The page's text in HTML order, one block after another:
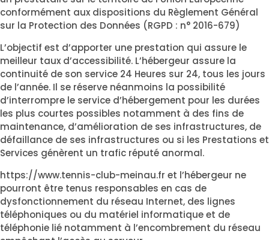
conformément aux dispositions du Règlement Général
sur la Protection des Données (RGPD : n° 2016-679)
L’objectif est d’apporter une prestation qui assure le
meilleur taux d’accessibilité. L’hébergeur assure la
continuité de son service 24 Heures sur 24, tous les jours
de l’année. Il se réserve néanmoins la possibilité
d’interrompre le service d’hébergement pour les durées
les plus courtes possibles notamment à des fins de
maintenance, d’amélioration de ses infrastructures, de
défaillance de ses infrastructures ou si les Prestations et
Services génèrent un trafic réputé anormal.
https://www.tennis-club-meinau.fr et l’hébergeur ne
pourront être tenus responsables en cas de
dysfonctionnement du réseau Internet, des lignes
téléphoniques ou du matériel informatique et de
téléphonie lié notamment à l’encombrement du réseau